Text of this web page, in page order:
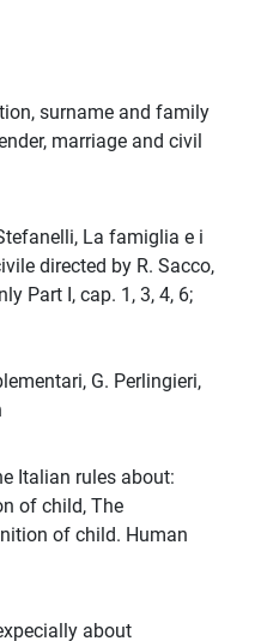
surname and family
marriage and civil
La famiglia e i
directed by R. Sacco,
Part I, cap. 1, 3, 4, 6;
G. Perlingieri,
Italian rules about:
of child, The
of child. Human
about